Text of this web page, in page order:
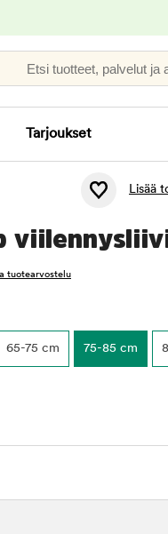
Etsi tuotteet, palvelut ja
Tarjoukset
Lisää
tuotearvostelu
65-75 cm 75-85 cm